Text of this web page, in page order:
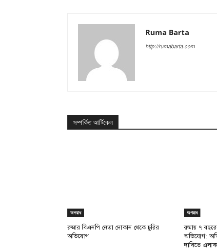
Ruma Barta
http://rumabarta.com
সম্পর্কিত আর্টিকেল
অপরাধ
রুমার বিএনপি নেতা দোকান থেকে চুরির
অভিযোগ
অপরাধ
রুমায় ৭
অভিযোগ:
দাবিতে